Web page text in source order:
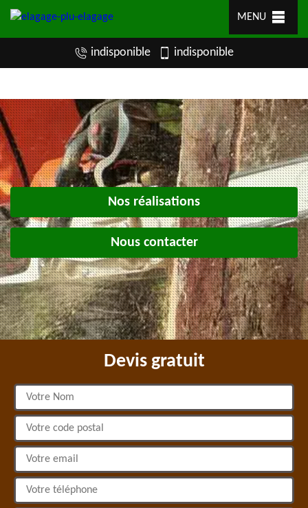
MENU
indisponible indisponible
Nos réalisations
Nous contacter
Devis gratuit